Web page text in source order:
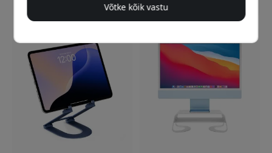
Võtke kõik vastu